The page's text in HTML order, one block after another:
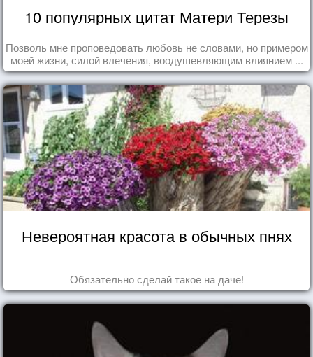
10 популярных цитат Матери Терезы
Позволь мне проповедовать любовь не словами, но примером
моей жизни, силой влечения, воодушевляющим влиянием ...
Невероятная красота в обычных пнях
Обязательно сделай такое на даче!